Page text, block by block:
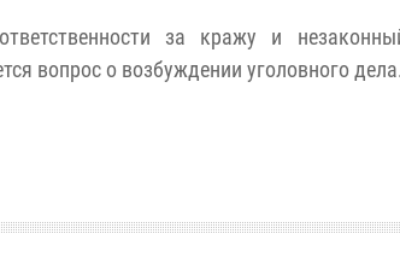
за кражу и
вопрос о возбуждении уголовного дела.